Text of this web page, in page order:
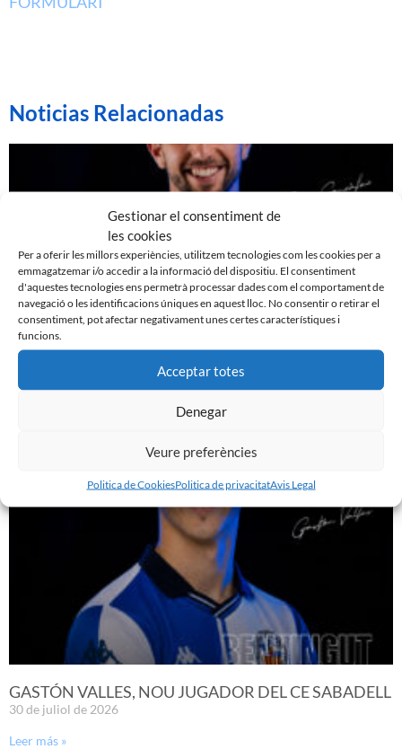
Gestionar el consentiment de
les cookies
Per a oferir les millors experiències, utilitzem tecnologies com les cookies per a
emmagatzemar i/o accedir a la informació del dispositiu. El consentiment
d'aquestes tecnologies ens permetrà processar dades com el comportament de
navegació o les identificacions úniques en aquest lloc. No consentir o retirar el
consentiment, pot afectar negativament unes certes característiques i
funcions.
Acceptar totes
Denegar
Veure preferències
Politica de CookiesPolitica de privacitatAvis Legal
Noticias Relacionadas
EDGAR GONZÁLEZ, NOU JUGADOR DEL CE
SABADELL
GASTÓN VALLES, NOU JUGADOR DEL CE SABADELL
30 de juliol de 2026
Leer más »